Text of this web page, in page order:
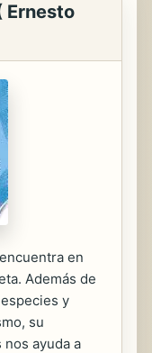
Ernesto
en
Además de
y
su
ayuda a